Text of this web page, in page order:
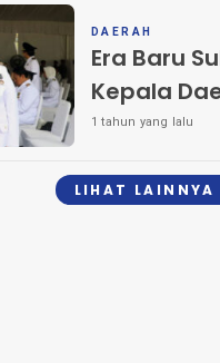
DAERAH
Era Baru
Kepala
1 tahun yang lalu
LIHAT LAINNYA